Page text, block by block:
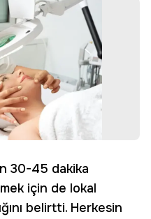
30-45 dakika
için de lokal
belirtti. Herkesin